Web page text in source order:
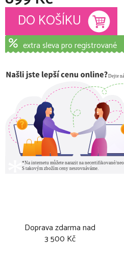
Měrná cena:
DO KOŠÍKU
extra sleva pro registrované
Doprava zdarma nad
3 500 Kč